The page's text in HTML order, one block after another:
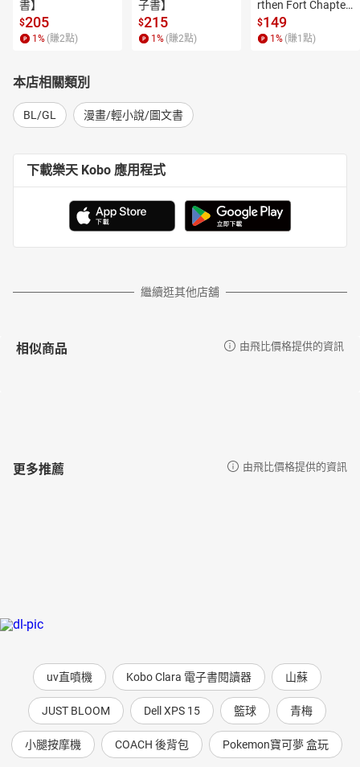
書】
$205
1 % (賺2點)
子書】
$215
1 % (賺2點)
rthen Fort Chapter
4【有聲書】
$149
1 % (賺1 點)
本店相關類別
BL/GL 漫畫/輕小說/圖文書
下載樂天 Kobo 應用程式
繼續逛其他店舖
相似商品 由飛比價格提供的資訊
更多推薦 由飛比價格提供的資訊
uv直噴機 Kobo Clara 電子書閱讀器 山蘇
JUST BLOOM Dell XPS 15 籃球 青梅
小腿按摩機 COACH 後背包 Pokemon寶可夢 盒玩